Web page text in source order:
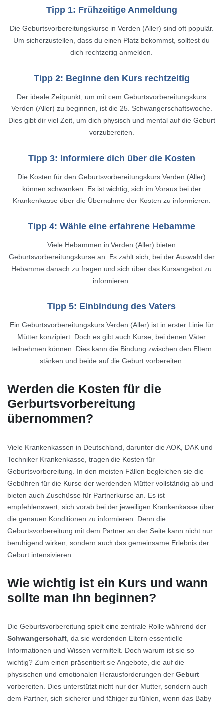
Tipp 1: Frühzeitige Anmeldung
Die Geburtsvorbereitungskurse in Verden (Aller) sind oft populär.
Um sicherzustellen, dass du einen Platz bekommst, solltest du
dich rechtzeitig anmelden.
Tipp 2: Beginne den Kurs rechtzeitig
Der ideale Zeitpunkt, um mit dem Geburtsvorbereitungskurs
Verden (Aller) zu beginnen, ist die 25. Schwangerschaftswoche.
Dies gibt dir viel Zeit, um dich physisch und mental auf die Geburt
vorzubereiten.
Tipp 3: Informiere dich über die Kosten
Die Kosten für den Geburtsvorbereitungskurs Verden (Aller)
können schwanken. Es ist wichtig, sich im Voraus bei der
Krankenkasse über die Übernahme der Kosten zu informieren.
Tipp 4: Wähle eine erfahrene Hebamme
Viele Hebammen in Verden (Aller) bieten
Geburtsvorbereitungskurse an. Es zahlt sich, bei der Auswahl der
Hebamme danach zu fragen und sich über das Kursangebot zu
informieren.
Tipp 5: Einbindung des Vaters
Ein Geburtsvorbereitungskurs Verden (Aller) ist in erster Linie für
Mütter konzipiert. Doch es gibt auch Kurse, bei denen Väter
teilnehmen können. Dies kann die Bindung zwischen den Eltern
stärken und beide auf die Geburt vorbereiten.
Werden die Kosten für die
Gerburtsvorbereitung
übernommen?
Viele Krankenkassen in Deutschland, darunter die AOK, DAK und
Techniker Krankenkasse, tragen die Kosten für
Geburtsvorbereitung. In den meisten Fällen begleichen sie die
Gebühren für die Kurse der werdenden Mütter vollständig ab und
bieten auch Zuschüsse für Partnerkurse an. Es ist
empfehlenswert, sich vorab bei der jeweiligen Krankenkasse über
die genauen Konditionen zu informieren. Denn die
Geburtsvorbereitung mit dem Partner an der Seite kann nicht nur
beruhigend wirken, sondern auch das gemeinsame Erlebnis der
Geburt intensivieren.
Wie wichtig ist ein Kurs und wann
sollte man Ihn beginnen?
Die Geburtsvorbereitung spielt eine zentrale Rolle während der
Schwangerschaft, da sie werdenden Eltern essentielle
Informationen und Wissen vermittelt. Doch warum ist sie so
wichtig? Zum einen präsentiert sie Angebote, die auf die
physischen und emotionalen Herausforderungen der Geburt
vorbereiten. Dies unterstützt nicht nur der Mutter, sondern auch
dem Partner, sich sicherer und fähiger zu fühlen, wenn das Baby